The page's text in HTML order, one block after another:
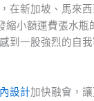
在新加坡、馬來
縮小額運費張水瓶
到一股強烈的自
設計加快融會，